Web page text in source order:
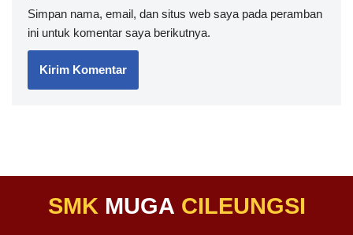
Simpan nama, email, dan situs web saya pada peramban
ini untuk komentar saya berikutnya.
SMK MUGA CILEUNGSI